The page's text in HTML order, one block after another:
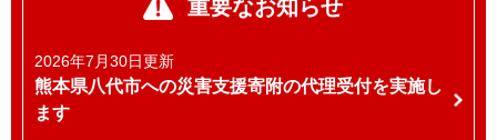
重要なお知らせ
2026年7月30日更新
熊本県八代市への災害支援寄附の代理受付を実施し
ます